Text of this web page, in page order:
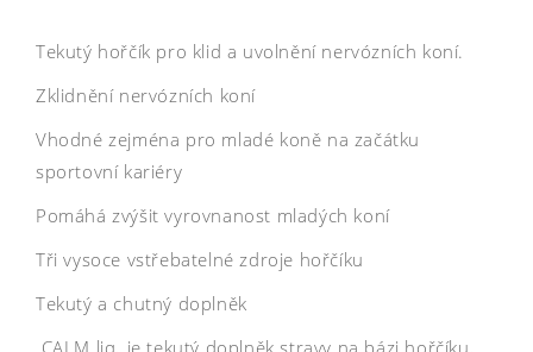
Tekutý hořčík pro klid a uvolnění nervózních koní.
Zklidnění nervózních koní
Vhodné zejména pro mladé koně na začátku
sportovní kariéry
Pomáhá zvýšit vyrovnanost mladých koní
Tři vysoce vstřebatelné zdroje hořčíku
Tekutý a chutný doplněk
CALM liq. je tekutý doplněk stravy na bázi hořčíku.